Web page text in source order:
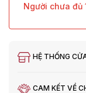
Người chưa đủ
HỆ THỐNG
CAM KẾT VỀ